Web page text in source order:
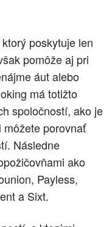
poskytuje len
pomôže aj pri
áut alebo
má totižto
spoločností, ako je
porovnať
Následne
ako
Payless,
a Sixt.